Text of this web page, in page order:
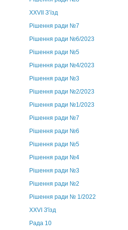
ХХVII З’їзд
Рішення ради №7
Рішення ради №6/2023
Рішення ради №5
Рішення ради №4/2023
Рішення ради №3
Рішення ради №2/2023
Рішення ради №1/2023
Рішення ради №7
Рішення ради №6
Рішення ради №5
Рішення ради №4
Рішення ради №3
Рішення ради №2
Рішення ради № 1/2022
XXVI З'їзд
Рада 10